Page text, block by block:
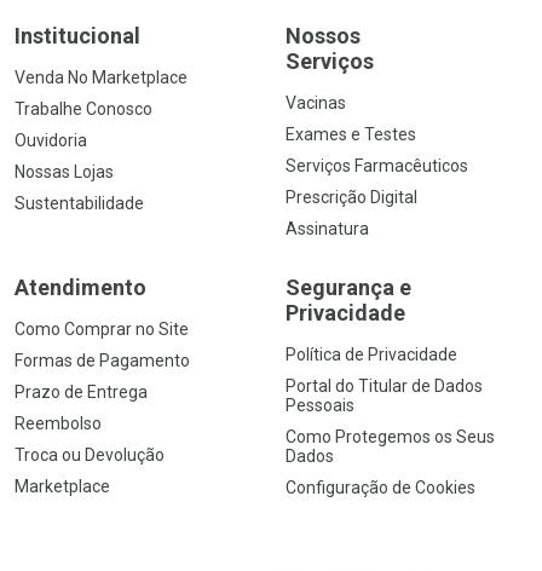
Institucional
Venda No Marketplace
Trabalhe Conosco
Ouvidoria
Nossas Lojas
Sustentabilidade
Nossos
Serviços
Vacinas
Exames e Testes
Serviços Farmacêuticos
Prescrição Digital
Assinatura
Atendimento
Como Comprar no Site
Formas de Pagamento
Prazo de Entrega
Reembolso
Troca ou Devolução
Marketplace
Segurança e
Privacidade
Política de Privacidade
Portal do Titular de Dados
Pessoais
Como Protegemos os Seus
Dados
Configuração de Cookies